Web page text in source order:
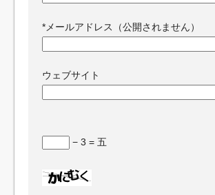
* メールアドレス（公開されません）
ウェブサイト
− 3 = 五